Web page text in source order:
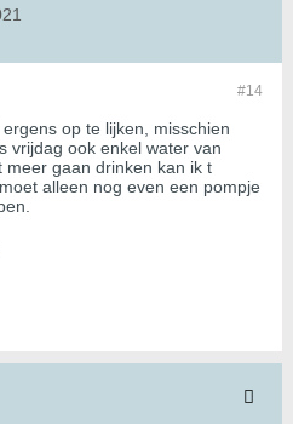
#14
op te lijken, misschien
vrijdag ook enkel water van
meer gaan drinken kan ik t
alleen nog even een pompje